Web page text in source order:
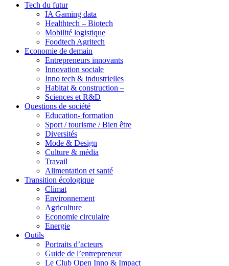
Tech du futur
IA Gaming data
Healthtech – Biotech
Mobilité logistique
Foodtech Agritech
Economie de demain
Entrepreneurs innovants
Innovation sociale
Inno tech & industrielles
Habitat & construction –
Sciences et R&D
Questions de société
Education- formation
Sport / tourisme / Bien être
Diversités
Mode & Design
Culture & média
Travail
Alimentation et santé
Transition écologique
Climat
Environnement
Agriculture
Economie circulaire
Energie
Outils
Portraits d’acteurs
Guide de l’entrepreneur
Le Club Open Inno & Impact